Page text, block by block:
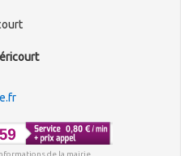
de la mairie